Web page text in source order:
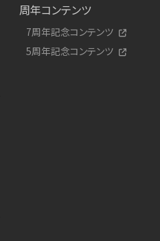
周年コンテンツ
7周年記念コンテンツ
5周年記念コンテンツ